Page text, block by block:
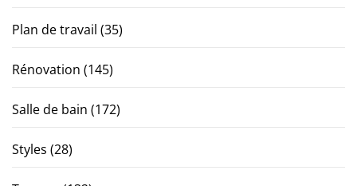
Plan de travail (35)
Rénovation (145)
Salle de bain (172)
Styles (28)